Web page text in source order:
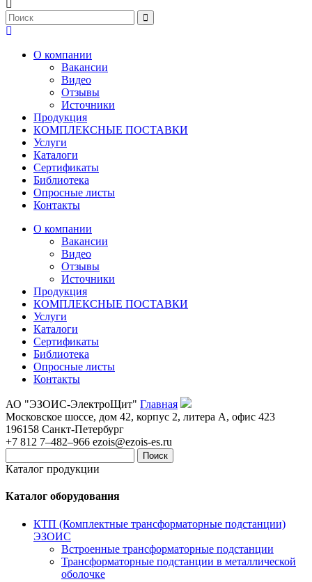
О компании
Вакансии
Видео
Отзывы
Источники
Продукция
КОМПЛЕКСНЫЕ ПОСТАВКИ
Услуги
Каталоги
Сертификаты
Библиотека
Опросные листы
Контакты
О компании
Вакансии
Видео
Отзывы
Источники
Продукция
КОМПЛЕКСНЫЕ ПОСТАВКИ
Услуги
Каталоги
Сертификаты
Библиотека
Опросные листы
Контакты
АО "ЭЗОИС-ЭлектроЩит" Главная
Московское шоссе, дом 42, корпус 2, литера А, офис 423
196158 Санкт-Петербург
+7 812 7–482–966 ezois@ezois-es.ru
Поиск
Каталог продукции
Каталог оборудования
КТП (Комплектные трансформаторные подстанции)
ЭЗОИС
Встроенные трансформаторные подстанции
Трансформаторные подстанции в металлической
оболочке